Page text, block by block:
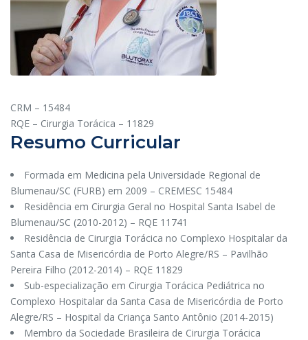
CRM – 15484
RQE – Cirurgia Torácica – 11829
Resumo Curricular
Formada em Medicina pela Universidade Regional de
Blumenau/SC (FURB) em 2009 – CREMESC 15484
Residência em Cirurgia Geral no Hospital Santa Isabel de
Blumenau/SC (2010-2012) – RQE 11741
Residência de Cirurgia Torácica no Complexo Hospitalar da
Santa Casa de Misericórdia de Porto Alegre/RS – Pavilhão
Pereira Filho (2012-2014) – RQE 11829
Sub-especialização em Cirurgia Torácica Pediátrica no
Complexo Hospitalar da Santa Casa de Misericórdia de Porto
Alegre/RS – Hospital da Criança Santo Antônio (2014-2015)
Membro da Sociedade Brasileira de Cirurgia Torácica